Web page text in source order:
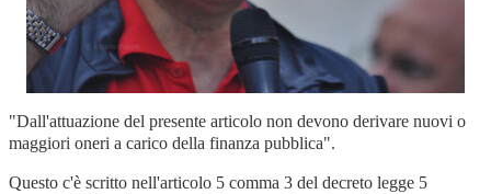
"Dall'attuazione del presente articolo non devono derivare nuovi o
maggiori oneri a carico della finanza pubblica".
Questo c'è scritto nell'articolo 5 comma 3 del decreto legge 5